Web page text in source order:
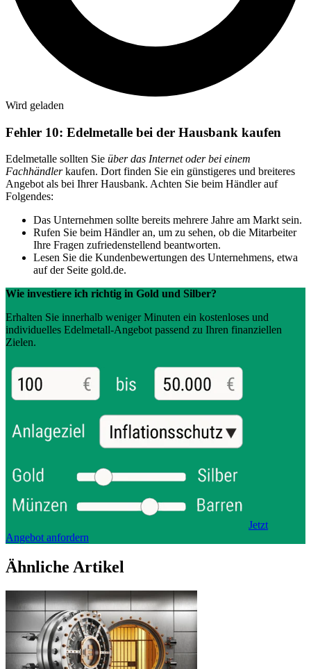
Wird geladen
Fehler 10: Edelmetalle bei der Hausbank kaufen
Edelmetalle sollten Sie über das Internet oder bei einem
Fachhändlerkaufen. Dort finden Sie ein günstigeres und breiteres
Angebot als bei Ihrer Hausbank. Achten Sie beim Händler auf
Folgendes:
Das Unternehmen sollte bereits mehrere Jahre am Markt sein.
Rufen Sie beim Händler an, um zu sehen, ob die Mitarbeiter
Ihre Fragen zufriedenstellend beantworten.
Lesen Sie die Kundenbewertungen des Unternehmens, etwa
auf der Seite gold.de.
Wie investiere ich richtig in Gold und Silber?
Erhalten Sie innerhalb weniger Minuten ein kostenloses und
individuelles Edelmetall-Angebot passend zu Ihren finanziellen
Zielen.
Jetzt
Angebot anfordern
Ähnliche Artikel